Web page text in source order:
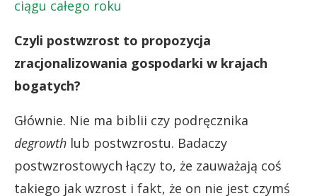
ciągu całego roku
Czyli postwzrost to propozycja
zracjonalizowania gospodarki w krajach
bogatych?
Głównie. Nie ma biblii czy podręcznika
degrowth lub postwzrostu. Badaczy
postwzrostowych łączy to, że zauważają coś
takiego jak wzrost i fakt, że on nie jest czymś